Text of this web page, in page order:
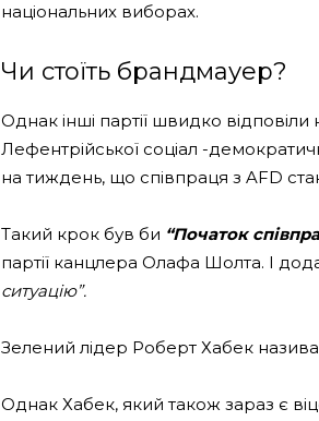
національних виборах.
Чи стоїть брандмауер?
Однак інші партії швидко
Лефентрійської соціал -
на тиждень, що співпраця з AFD
Такий крок був би “Початок
партії канцлера Олафа Шолта. І
ситуацію”.
Зелений лідер Роберт Хабек
Однак Хабек, який також зараз є